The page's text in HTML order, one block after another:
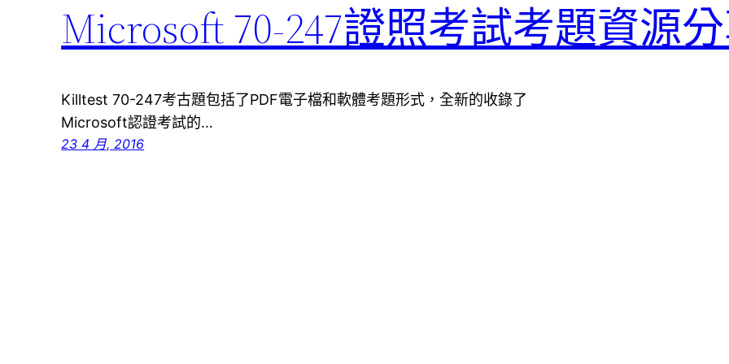
Microsoft 70-247證照考試考題資源
Killtest 70-247考古題包括了PDF電子檔和軟體考題形式，全新的收錄了
Microsoft認證考試的…
23 4 月, 2016